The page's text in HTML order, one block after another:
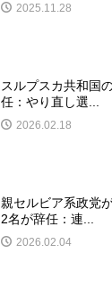
2025.11.28
スルプスカ共和国
任：やり直し選...
2026.02.18
親セルビア系政党
2名が辞任：連...
2026.02.04